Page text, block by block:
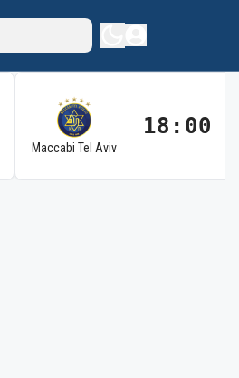
Maccabi Tel Aviv
18:00